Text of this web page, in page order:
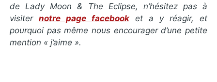
de Lady Moon & The Eclipse, n’hésitez pas à
visiter notre page facebook et a y réagir, et
pourquoi pas même nous encourager d’une petite
mention « j’aime ».